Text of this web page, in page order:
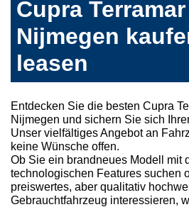
Cupra
Nijmegen
leasen
Entdecken Sie die besten Cupra
Nijmegen und sichern Sie sich
Unser vielfältiges Angebot an
keine Wünsche offen.
Ob Sie ein brandneues Modell mit
technologischen Features suchen
preiswertes, aber qualitativ
Gebrauchtfahrzeug interessieren,